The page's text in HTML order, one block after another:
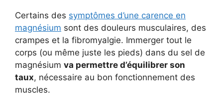
Certains des symptômes d’une carence en
magnésium sont des douleurs musculaires, des
crampes et la fibromyalgie. Immerger tout le
corps (ou même juste les pieds) dans du sel de
magnésium va permettre d’équilibrer son
taux, nécessaire au bon fonctionnement des
muscles.